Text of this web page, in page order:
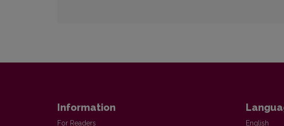
Information
For Readers English